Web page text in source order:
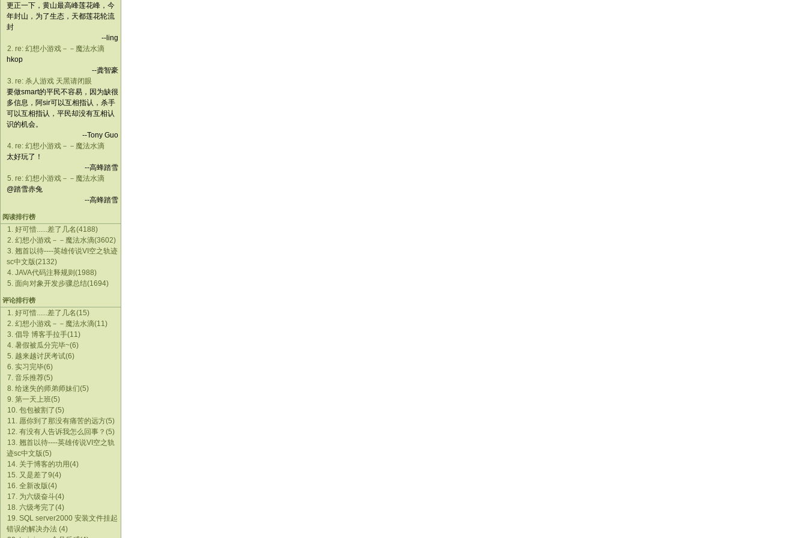
更正一下，黄山最高峰莲花峰，今
年封山，为了生态，天都莲花轮流
封
--ling
2. re: 幻想小游戏－－魔法水滴
hkop
--龚智豪
3. re: 杀人游戏 天黑请闭眼
要做smart的平民不容易，因为缺很
多信息，阿sir可以互相指认，杀手
可以互相指认，平民却没有互相认
识的机会。
--Tony Guo
4. re: 幻想小游戏－－魔法水滴
太好玩了！
--高蜂踏雪
5. re: 幻想小游戏－－魔法水滴
@踏雪赤兔
--高蜂踏雪
阅读排行榜
1. 好可惜......差了几名(4188)
2. 幻想小游戏－－魔法水滴(3602)
3. 翘首以待----英雄传说VI空之轨迹
sc中文版(2132)
4. JAVA代码注释规则(1988)
5. 面向对象开发步骤总结(1694)
评论排行榜
1. 好可惜......差了几名(15)
2. 幻想小游戏－－魔法水滴(11)
3. 倡导 博客手拉手(11)
4. 暑假被瓜分完毕~(6)
5. 越来越讨厌考试(6)
6. 实习完毕(6)
7. 音乐推荐(5)
8. 给迷失的师弟师妹们(5)
9. 第一天上班(5)
10. 包包被割了(5)
11. 愿你到了那没有痛苦的远方(5)
12. 有没有人告诉我怎么回事？(5)
13. 翘首以待----英雄传说VI空之轨
迹sc中文版(5)
14. 关于博客的功用(4)
15. 又是差了9(4)
16. 全新改版(4)
17. 为六级奋斗(4)
18. 六级考完了(4)
19. SQL server2000 安装文件挂起
错误的解决办法 (4)